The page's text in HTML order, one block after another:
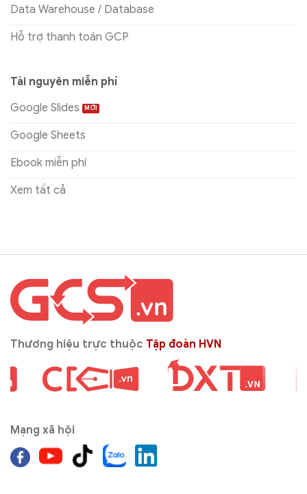
Data Warehouse / Database
Hỗ trợ thanh toán GCP
Tài nguyên miễn phí
Google Slides
Google Sheets
Ebook miễn phí
Xem tất cả
Thương hiệu trực thuộc Tập đoàn HVN
Mạng xã hội